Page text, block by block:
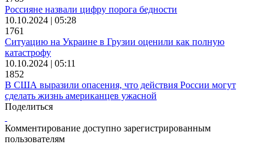
Россияне назвали цифру порога бедности
10.10.2024 | 05:28
1761
Ситуацию на Украине в Грузии оценили как полную
катастрофу
10.10.2024 | 05:11
1852
В США выразили опасения, что действия России могут
сделать жизнь американцев ужасной
Поделиться
Комментирование доступно зарегистрированным
пользователям